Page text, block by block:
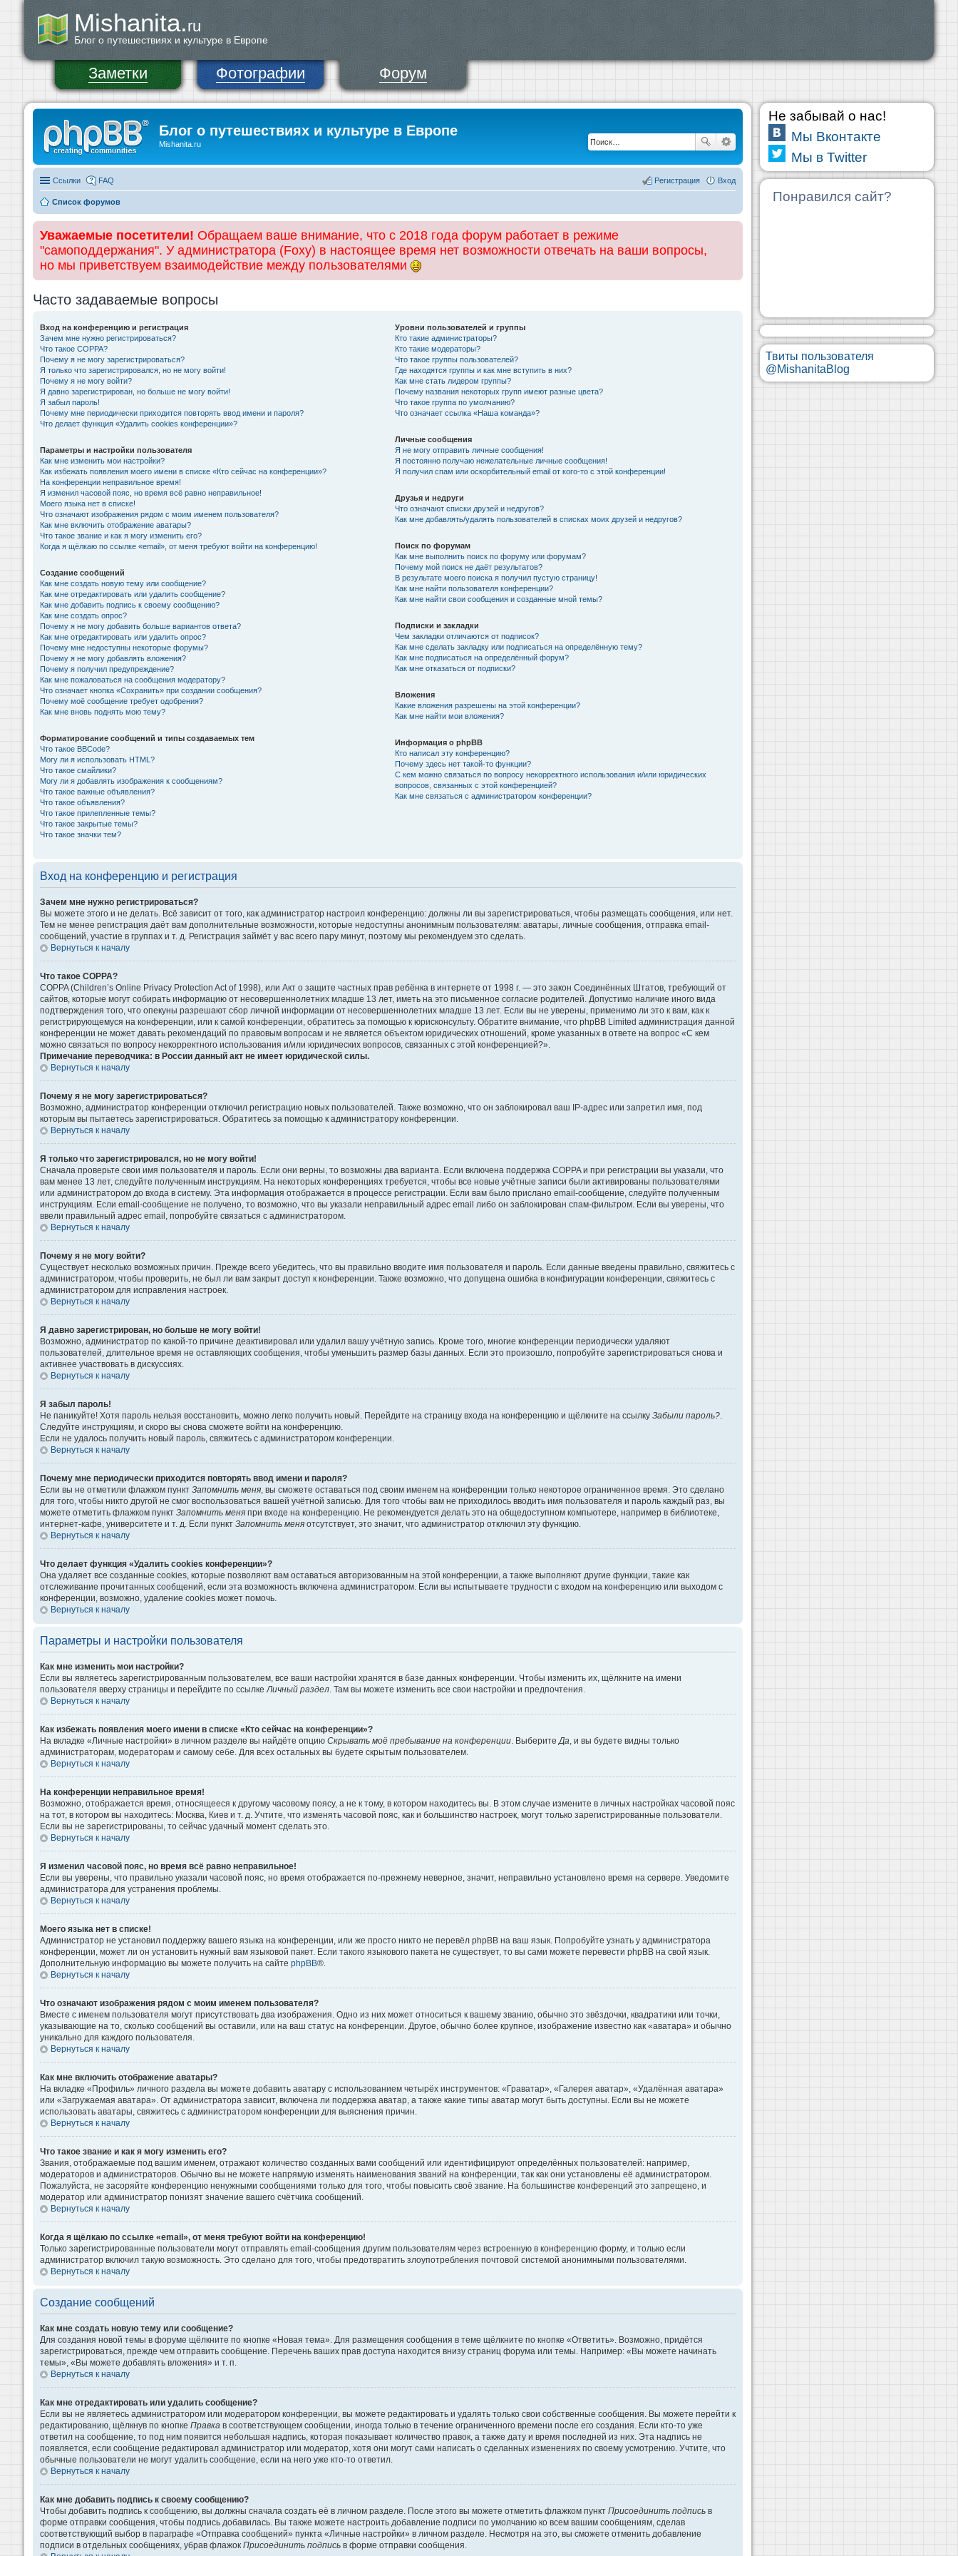
Mishanita.ru
Блог о путешествиях и культуре в Европе
Заметки Фотографии Форум
Блог о путешествиях и культуре в Европе
Mishanita.ru
Ссылки FAQ Вход
Регистрация
Список форумов
Уважаемые посетители! Обращаем ваше внимание, что с 2018 года форум работает в режиме
"самоподдержания". У администратора (Foxy) в настоящее время нет возможности отвечать на ваши вопросы,
но мы приветствуем взаимодействие между пользователями
Часто задаваемые вопросы
Вход на конференцию и регистрация
Зачем мне нужно регистрироваться?
Что такое COPPA?
Почему я не могу зарегистрироваться?
Я только что зарегистрировался, но не могу войти!
Почему я не могу войти?
Я давно зарегистрирован, но больше не могу войти!
Я забыл пароль!
Почему мне периодически приходится повторять ввод имени и пароля?
Что делает функция «Удалить cookies конференции»?
Параметры и настройки пользователя
Как мне изменить мои настройки?
Как избежать появления моего имени в списке «Кто сейчас на конференции»?
На конференции неправильное время!
Я изменил часовой пояс, но время всё равно неправильное!
Моего языка нет в списке!
Что означают изображения рядом с моим именем пользователя?
Как мне включить отображение аватары?
Что такое звание и как я могу изменить его?
Когда я щёлкаю по ссылке «email», от меня требуют войти на конференцию!
Создание сообщений
Как мне создать новую тему или сообщение?
Как мне отредактировать или удалить сообщение?
Как мне добавить подпись к своему сообщению?
Как мне создать опрос?
Почему я не могу добавить больше вариантов ответа?
Как мне отредактировать или удалить опрос?
Почему мне недоступны некоторые форумы?
Почему я не могу добавлять вложения?
Почему я получил предупреждение?
Как мне пожаловаться на сообщения модератору?
Что означает кнопка «Сохранить» при создании сообщения?
Почему моё сообщение требует одобрения?
Как мне вновь поднять мою тему?
Форматирование сообщений и типы создаваемых тем
Что такое BBCode?
Могу ли я использовать HTML?
Что такое смайлики?
Могу ли я добавлять изображения к сообщениям?
Что такое важные объявления?
Что такое объявления?
Что такое прилепленные темы?
Что такое закрытые темы?
Что такое значки тем?
Уровни пользователей и группы
Кто такие администраторы?
Кто такие модераторы?
Что такое группы пользователей?
Где находятся группы и как мне вступить в них?
Как мне стать лидером группы?
Почему названия некоторых групп имеют разные цвета?
Что такое группа по умолчанию?
Что означает ссылка «Наша команда»?
Личные сообщения
Я не могу отправить личные сообщения!
Я постоянно получаю нежелательные личные сообщения!
Я получил спам или оскорбительный email от кого-то с этой конференции!
Друзья и недруги
Что означают списки друзей и недругов?
Как мне добавлять/удалять пользователей в списках моих друзей и недругов?
Поиск по форумам
Как мне выполнить поиск по форуму или форумам?
Почему мой поиск не даёт результатов?
В результате моего поиска я получил пустую страницу!
Как мне найти пользователя конференции?
Как мне найти свои сообщения и созданные мной темы?
Подписки и закладки
Чем закладки отличаются от подписок?
Как мне сделать закладку или подписаться на определённую тему?
Как мне подписаться на определённый форум?
Как мне отказаться от подписки?
Вложения
Какие вложения разрешены на этой конференции?
Как мне найти мои вложения?
Информация о phpBB
Кто написал эту конференцию?
Почему здесь нет такой-то функции?
С кем можно связаться по вопросу некорректного использования и/или юридических
вопросов, связанных с этой конференцией?
Как мне связаться с администратором конференции?
Вход на конференцию и регистрация
Зачем мне нужно регистрироваться?
Вы можете этого и не делать. Всё зависит от того, как администратор настроил конференцию: должны ли вы зарегистрироваться, чтобы размещать сообщения, или нет.
Тем не менее регистрация даёт вам дополнительные возможности, которые недоступны анонимным пользователям: аватары, личные сообщения, отправка email-
сообщений, участие в группах и т. д. Регистрация займёт у вас всего пару минут, поэтому мы рекомендуем это сделать.
Вернуться к началу
Что такое COPPA?
COPPA (Children’s Online Privacy Protection Act of 1998), или Акт о защите частных прав ребёнка в интернете от 1998 г. — это закон Соединённых Штатов, требующий от
сайтов, которые могут собирать информацию от несовершеннолетних младше 13 лет, иметь на это письменное согласие родителей. Допустимо наличие иного вида
подтверждения того, что опекуны разрешают сбор личной информации от несовершеннолетних младше 13 лет. Если вы не уверены, применимо ли это к вам, как к
регистрирующемуся на конференции, или к самой конференции, обратитесь за помощью к юрисконсульту. Обратите внимание, что phpBB Limited администрация данной
конференции не может давать рекомендаций по правовым вопросам и не является объектом юридических отношений, кроме указанных в ответе на вопрос «С кем
можно связаться по вопросу некорректного использования и/или юридических вопросов, связанных с этой конференцией?».
Примечание переводчика: в России данный акт не имеет юридической силы.
Вернуться к началу
Почему я не могу зарегистрироваться?
Возможно, администратор конференции отключил регистрацию новых пользователей. Также возможно, что он заблокировал ваш IP-адрес или запретил имя, под
которым вы пытаетесь зарегистрироваться. Обратитесь за помощью к администратору конференции.
Вернуться к началу
Я только что зарегистрировался, но не могу войти!
Сначала проверьте свои имя пользователя и пароль. Если они верны, то возможны два варианта. Если включена поддержка COPPA и при регистрации вы указали, что
вам менее 13 лет, следуйте полученным инструкциям. На некоторых конференциях требуется, чтобы все новые учётные записи были активированы пользователями
или администратором до входа в систему. Эта информация отображается в процессе регистрации. Если вам было прислано email-сообщение, следуйте полученным
инструкциям. Если email-сообщение не получено, то возможно, что вы указали неправильный адрес email либо он заблокирован спам-фильтром. Если вы уверены, что
ввели правильный адрес email, попробуйте связаться с администратором.
Вернуться к началу
Почему я не могу войти?
Существует несколько возможных причин. Прежде всего убедитесь, что вы правильно вводите имя пользователя и пароль. Если данные введены правильно, свяжитесь с
администратором, чтобы проверить, не был ли вам закрыт доступ к конференции. Также возможно, что допущена ошибка в конфигурации конференции, свяжитесь с
администратором для исправления настроек.
Вернуться к началу
Я давно зарегистрирован, но больше не могу войти!
Возможно, администратор по какой-то причине деактивировал или удалил вашу учётную запись. Кроме того, многие конференции периодически удаляют
пользователей, длительное время не оставляющих сообщения, чтобы уменьшить размер базы данных. Если это произошло, попробуйте зарегистрироваться снова и
активнее участвовать в дискуссиях.
Вернуться к началу
Я забыл пароль!
Не паникуйте! Хотя пароль нельзя восстановить, можно легко получить новый. Перейдите на страницу входа на конференцию и щёлкните на ссылку Забыли пароль?
Следуйте инструкциям, и скоро вы снова сможете войти на конференцию.
Если не удалось получить новый пароль, свяжитесь с администратором конференции.
Вернуться к началу
Почему мне периодически приходится повторять ввод имени и пароля?
Если вы не отметили флажком пункт Запомнить меня , вы сможете оставаться под своим именем на конференции только некоторое ограниченное время. Это сделано
для того, чтобы никто другой не смог воспользоваться вашей учётной записью. Для того чтобы вам не приходилось вводить имя пользователя и пароль каждый раз, вы
можете отметить флажком пункт Запомнить меня при входе на конференцию. Не рекомендуется делать это на общедоступном компьютере, например в библиотеке,
интернет-кафе, университете и т. д. Если пункт Запомнить меня отсутствует, это значит, что администратор отключил эту функцию.
Вернуться к началу
Что делает функция «Удалить cookies конференции»?
Она удаляет все созданные cookies, которые позволяют вам оставаться авторизованным на этой конференции, а также выполняют другие функции, такие как
отслеживание прочитанных сообщений, если эта возможность включена администратором. Если вы испытываете трудности с входом на конференцию или выходом с
конференции, возможно, удаление cookies может помочь.
Вернуться к началу
Параметры и настройки пользователя
Как мне изменить мои настройки?
Если вы являетесь зарегистрированным пользователем, все ваши настройки хранятся в базе данных конференции. Чтобы изменить их, щёлкните на имени
пользователя вверху страницы и перейдите по ссылке Личный раздел . Там вы можете изменить все свои настройки и предпочтения.
Вернуться к началу
Как избежать появления моего имени в списке «Кто сейчас на конференции»?
На вкладке «Личные настройки» в личном разделе вы найдёте опцию Скрывать моё пребывание на конференции . Выберите Да , и вы будете видны только
администраторам, модераторам и самому себе. Для всех остальных вы будете скрытым пользователем.
Вернуться к началу
На конференции неправильное время!
Возможно, отображается время, относящееся к другому часовому поясу, а не к тому, в котором находитесь вы. В этом случае измените в личных настройках часовой пояс
на тот, в котором вы находитесь: Москва, Киев и т. д. Учтите, что изменять часовой пояс, как и большинство настроек, могут только зарегистрированные пользователи.
Если вы не зарегистрированы, то сейчас удачный момент сделать это.
Вернуться к началу
Я изменил часовой пояс, но время всё равно неправильное!
Если вы уверены, что правильно указали часовой пояс, но время отображается по-прежнему неверное, значит, неправильно установлено время на сервере. Уведомите
администратора для устранения проблемы.
Вернуться к началу
Моего языка нет в списке!
Администратор не установил поддержку вашего языка на конференции, или же просто никто не перевёл phpBB на ваш язык. Попробуйте узнать у администратора
конференции, может ли он установить нужный вам языковой пакет. Если такого языкового пакета не существует, то вы сами можете перевести phpBB на свой язык.
Дополнительную информацию вы можете получить на сайте phpBB®.
Вернуться к началу
Что означают изображения рядом с моим именем пользователя?
Вместе с именем пользователя могут присутствовать два изображения. Одно из них может относиться к вашему званию, обычно это звёздочки, квадратики или точки,
указывающие на то, сколько сообщений вы оставили, или на ваш статус на конференции. Другое, обычно более крупное, изображение известно как «аватара» и обычно
уникально для каждого пользователя.
Вернуться к началу
Как мне включить отображение аватары?
На вкладке «Профиль» личного раздела вы можете добавить аватару с использованием четырёх инструментов: «Граватар», «Галерея аватар», «Удалённая аватара»
или «Загружаемая аватара». От администратора зависит, включена ли поддержка аватар, а также какие типы аватар могут быть доступны. Если вы не можете
использовать аватары, свяжитесь с администратором конференции для выяснения причин.
Вернуться к началу
Что такое звание и как я могу изменить его?
Звания, отображаемые под вашим именем, отражают количество созданных вами сообщений или идентифицируют определённых пользователей: например,
модераторов и администраторов. Обычно вы не можете напрямую изменять наименования званий на конференции, так как они установлены её администратором.
Пожалуйста, не засоряйте конференцию ненужными сообщениями только для того, чтобы повысить своё звание. На большинстве конференций это запрещено, и
модератор или администратор понизят значение вашего счётчика сообщений.
Вернуться к началу
Когда я щёлкаю по ссылке «email», от меня требуют войти на конференцию!
Только зарегистрированные пользователи могут отправлять email-сообщения другим пользователям через встроенную в конференцию форму, и только если
администратор включил такую возможность. Это сделано для того, чтобы предотвратить злоупотребления почтовой системой анонимными пользователями.
Вернуться к началу
Создание сообщений
Как мне создать новую тему или сообщение?
Для создания новой темы в форуме щёлкните по кнопке «Новая тема». Для размещения сообщения в теме щёлкните по кнопке «Ответить». Возможно, придётся
зарегистрироваться, прежде чем отправить сообщение. Перечень ваших прав доступа находится внизу страниц форума или темы. Например: «Вы можете начинать
темы», «Вы можете добавлять вложения» и т. п.
Вернуться к началу
Как мне отредактировать или удалить сообщение?
Если вы не являетесь администратором или модератором конференции, вы можете редактировать и удалять только свои собственные сообщения. Вы можете перейти к
редактированию, щёлкнув по кнопке Правка в соответствующем сообщении, иногда только в течение ограниченного времени после его создания. Если кто-то уже
ответил на сообщение, то под ним появится небольшая надпись, которая показывает количество правок, а также дату и время последней из них. Эта надпись не
появляется, если сообщение редактировал администратор или модератор, хотя они могут сами написать о сделанных изменениях по своему усмотрению. Учтите, что
обычные пользователи не могут удалить сообщение, если на него уже кто-то ответил.
Вернуться к началу
Как мне добавить подпись к своему сообщению?
Чтобы добавить подпись к сообщению, вы должны сначала создать её в личном разделе. После этого вы можете отметить флажком пункт Присоединить подпись в
форме отправки сообщения, чтобы подпись добавилась. Вы также можете настроить добавление подписи по умолчанию ко всем вашим сообщениям, сделав
соответствующий выбор в параграфе «Отправка сообщений» пункта «Личные настройки» в личном разделе. Несмотря на это, вы сможете отменить добавление
подписи в отдельных сообщениях, убрав флажок Присоединить подпись в форме отправки сообщения.
Не забывай о нас!
Мы Вконтакте
Мы в Twitter
Понравился сайт?
Твиты пользователя
@MishanitaBlog